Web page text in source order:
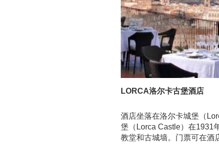
LORCA洛尔卡古堡酒店
酒店坐落在洛尔卡城堡（
堡（Lorca Castle）在1931
教堂和古城墙。门票可在酒